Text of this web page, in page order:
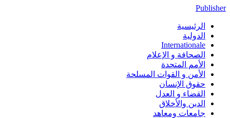
Publisher
الرئيسية
الدولية
Internationale
الصحافة و الإعلام
الأمم المتحدة
الأمن و القوات المسلحة
حقوق الإنسان
القضاء و العدل
الدين والأخلاق
جامعات ومعاهد